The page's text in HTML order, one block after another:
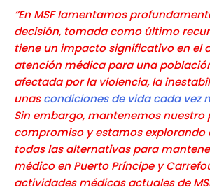
“En MSF lamentamos
decisión, tomada como último
tiene un impacto significativo en el
atención médica para una
afectada por la violencia, la
unascondiciones de vida cada vez
Sin embargo, mantenemos nuestro
compromiso y estamos
todas las alternativas para
médico en Puerto Príncipe y
actividades médicas actuales de